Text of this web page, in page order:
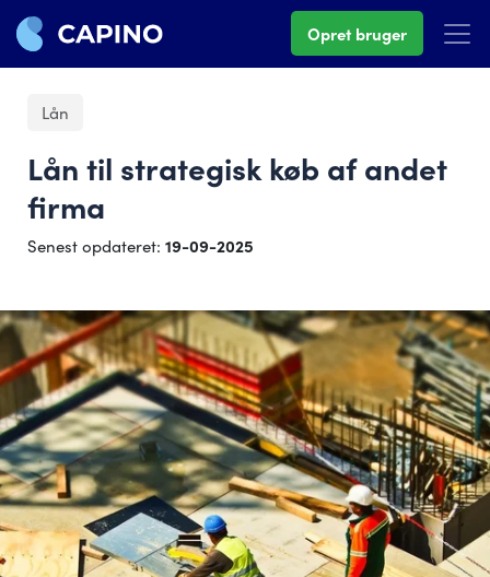
Opret bruger
Lån
Lån til strategisk køb af andet
firma
Senest opdateret: 19-09-2025